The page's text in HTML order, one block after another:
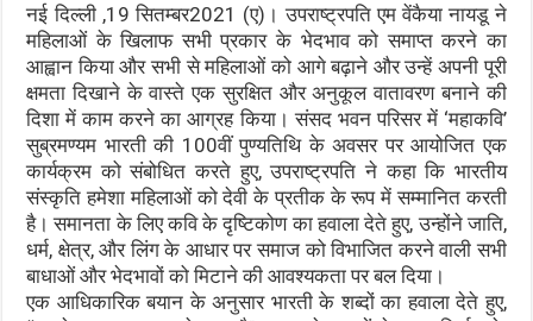
नई दिल्ली ,19 सितम्बर2021 (ए)। उपराष्ट्रपति एम वेंकैया नायडू ने
महिलाओं के खिलाफ सभी प्रकार के भेदभाव को समाप्त करने का
आह्वान किया और सभी से महिलाओं को आगे बढ़ाने और उन्हें अपनी पूरी
क्षमता दिखाने के वास्ते एक सुरक्षित और अनुकूल वातावरण बनाने की
दिशा में काम करने का आग्रह किया। संसद भवन परिसर में ‘महाकवि’
सुब्रमण्यम भारती की 100वीं पुण्यतिथि के अवसर पर आयोजित एक
कार्यक्रम को संबोधित करते हुए, उपराष्ट्रपति ने कहा कि भारतीय
संस्कृति हमेशा महिलाओं को देवी के प्रतीक के रूप में सम्मानित करती
है। समानता के लिए कवि के दृष्टिकोण का हवाला देते हुए, उन्होंने जाति,
धर्म, क्षेत्र, और लिंग के आधार पर समाज को विभाजित करने वाली सभी
बाधाओं और भेदभावों को मिटाने की आवश्यकता पर बल दिया।
एक आधिकारिक बयान के अनुसार भारती के शब्दों का हवाला देते हुए,